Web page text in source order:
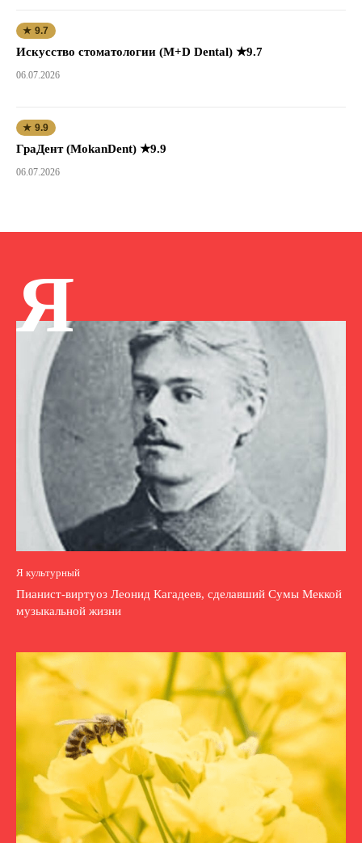
★ 9.7
Искусство стоматологии (M+D Dental) ★9.7
06.07.2026
★ 9.9
ГраДент (MokanDent) ★9.9
06.07.2026
Я
Я культурный
Пианист-виртуоз Леонид Кагадеев, сделавший Сумы Меккой
музыкальной жизни